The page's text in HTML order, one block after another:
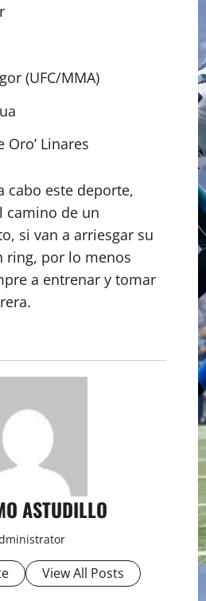
(UFC/MMA)
Oro’ Linares
cabo este deporte,
camino de un
si van a arriesgar su
ring, por lo menos
a entrenar y tomar
ASTUDILLO
View All Posts